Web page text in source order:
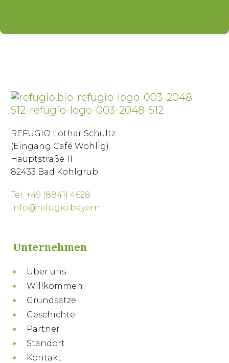
REFUGIO Lothar Schultz
(Eingang Café Wohlig)
Hauptstraße 11
82433 Bad Kohlgrub
Tel. +49 (8841) 4628
info@refugio.bayern
Unternehmen
Über uns
Willkommen
Grundsätze
Geschichte
Partner
Standort
Kontakt